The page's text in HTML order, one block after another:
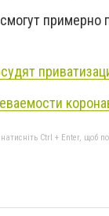
примерно
Ctrl + Enter, щоб